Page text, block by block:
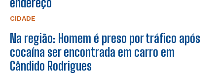
CIDADE
Na região: Homem é preso por tráfico após
cocaína ser encontrada em carro em
Cândido Rodrigues